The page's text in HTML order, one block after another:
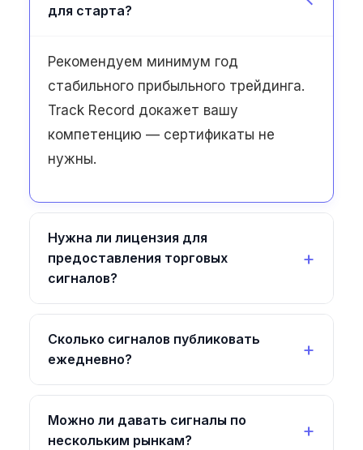
для старта?
Рекомендуем минимум год
стабильного прибыльного трейдинга.
Track Record докажет вашу
компетенцию — сертификаты не
нужны.
Нужна ли лицензия для
предоставления торговых
сигналов?
Сколько сигналов публиковать
ежедневно?
Можно ли давать сигналы по
нескольким рынкам?